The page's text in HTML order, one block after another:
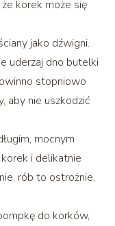
korek może się
jako dźwigni.
uderzaj dno butelki
stopniowo
aby nie uszkodzić
mocnym
i delikatnie
rób to ostrożnie,
do korków,